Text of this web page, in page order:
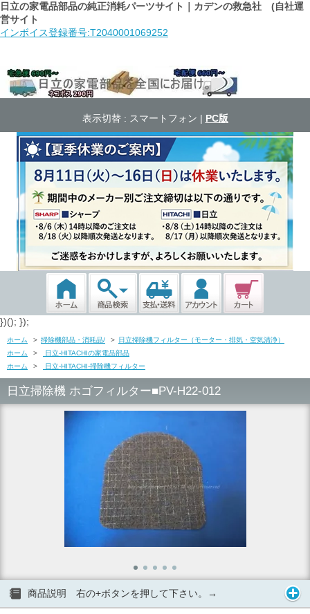
日立の家電品部品の純正消耗パーツサイト｜カデンの救急社 (自社運
営サイト
インボイス登録番号:T2040001069252
表示切替 : スマートフォン | PC版
})(); });
ホーム > 掃除機部品・消耗品/ > 日立掃除機フィルター（モーター・排気・空気清浄）
ホーム
>
日立-HITACHIの家電品部品
ホーム
> 日立-HITACHI-掃除機フィルター
日立掃除機 ホゴフィルター■PV-H22-012
商品説明 右の+ボタンを押して下さい。→